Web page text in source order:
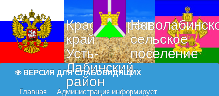
Краснодарский
край
Усть-
Лабинский
район
сельское
поселение
ВЕРСИЯ ДЛЯ СЛАБОВИДЯЩИХ
Главная Администрация информирует